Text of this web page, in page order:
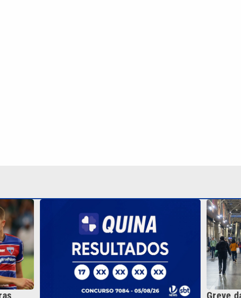
na
nesta quarta-feira; veja o resultado
Continua após a publicidade
Cotidiano Esportes Mundo